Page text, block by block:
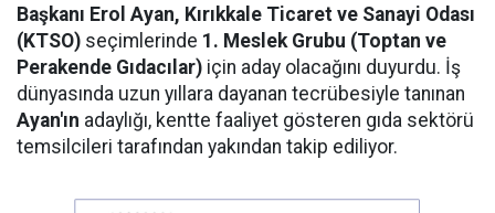
Başkanı Erol Ayan, Kırıkkale Ticaret ve Sanayi Odası
(KTSO) seçimlerinde 1. Meslek Grubu (Toptan ve
Perakende Gıdacılar) için aday olacağını duyurdu. İş
dünyasında uzun yıllara dayanan tecrübesiyle tanınan
Ayan'ın adaylığı, kentte faaliyet gösteren gıda sektörü
temsilcileri tarafından yakından takip ediliyor.